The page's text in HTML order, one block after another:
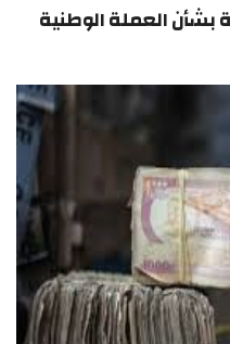
العملة الوطنية